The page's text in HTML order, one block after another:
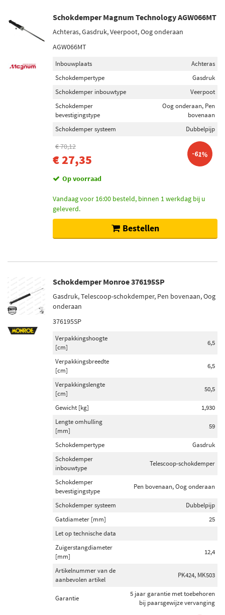
Schokdemper Magnum Technology AGW066MT
Achteras, Gasdruk, Veerpoot, Oog onderaan
AGW066MT
Inbouwplaats
Achteras
Schokdempertype
Gasdruk
Schokdemper inbouwtype
Veerpoot
Schokdemper
bevestigingstype
Oog onderaan, Pen
bovenaan
Schokdemper systeem
Dubbelpijp
€ 70,12
€ 27,35 -61%
Op voorraad
Vandaag voor 16:00 besteld, binnen 1 werkdag bij u
geleverd.
Bestellen
Schokdemper Monroe 376195SP
Gasdruk, Telescoop-schokdemper, Pen bovenaan, Oog
onderaan
376195SP
Verpakkingshoogte
[cm]
6,5
Verpakkingsbreedte
[cm]
6,5
Verpakkingslengte
[cm]
50,5
Gewicht [kg]
1,930
Lengte omhulling
[mm]
59
Schokdempertype
Gasdruk
Schokdemper
inbouwtype
Telescoop-schokdemper
Schokdemper
bevestigingstype
Pen bovenaan, Oog onderaan
Schokdemper systeem
Dubbelpijp
Gatdiameter [mm]
25
Let op technische data
Zuigerstangdiameter
[mm]
12,4
Artikelnummer van de
aanbevolen artikel
PK424, MK503
Garantie
5 jaar garantie met toebehoren
bij paarsgewijze vervanging